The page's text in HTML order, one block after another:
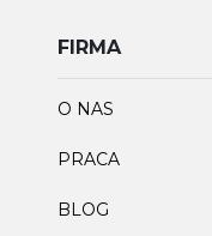
FIRMA
O NAS
PRACA
BLOG